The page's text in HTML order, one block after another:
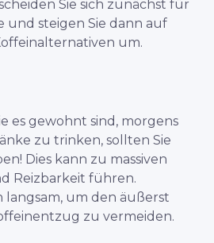
Sie sich zunächst für
und steigen Sie dann auf
um.
es gewohnt sind, morgens
zu trinken, sollten Sie
Dies kann zu massiven
Reizbarkeit führen.
langsam, um den äußerst
zu vermeiden.